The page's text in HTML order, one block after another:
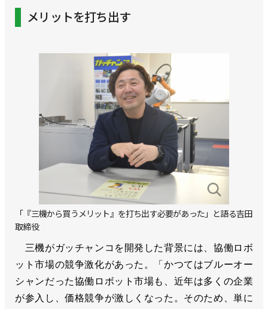
メリットを打ち出す
「『三機から買うメリット』を打ち出す必要があった」と語る吉田
取締役
三機がガッチャンコを開発した背景には、協働ロボ
ット市場の競争激化があった。「かつてはブルーオー
シャンだった協働ロボット市場も、近年は多くの企業
が参入し、価格競争が激しくなった。そのため、単に